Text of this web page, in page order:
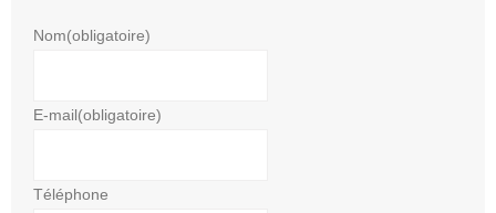
Nom(obligatoire)
E-mail(obligatoire)
Téléphone